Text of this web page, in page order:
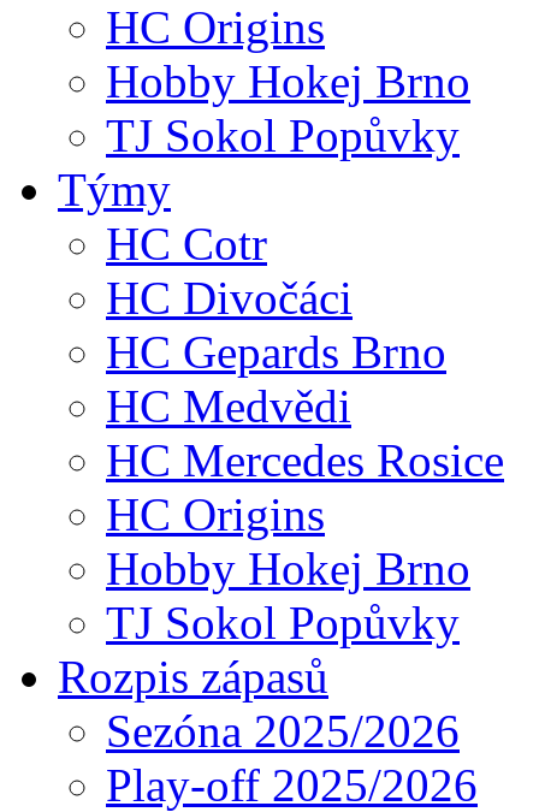
HC Origins
Hobby Hokej Brno
TJ Sokol Popůvky
Týmy
HC Cotr
HC Divočáci
HC Gepards Brno
HC Medvědi
HC Mercedes Rosice
HC Origins
Hobby Hokej Brno
TJ Sokol Popůvky
Rozpis zápasů
Sezóna 2025/2026
Play-off 2025/2026